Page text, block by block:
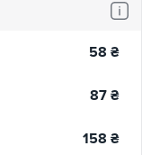
58 ₴
87 ₴
158 ₴